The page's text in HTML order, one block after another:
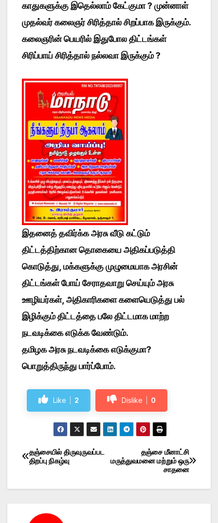
காதுகளுக்கு இதெல்லாம் கேட்குமா ? முன்னாள்
முதல்வர் கலைஞர் சிரித்தால் சிறப்பாக இருக்கும்.
கலைஞரின் பெயரில் இதுபோல திட்டங்கள்
சிரிப்பாய் சிரித்தால் நல்லவா இருக்கும் ?
இதனைத் தவிர்க்க அரசு வீடு கட்டும்
திட்டத்திற்கான தொகையை அதிகப்படுத்தி
கொடுத்து, மக்களுக்கு முழுமையாக அரசின்
திட்டங்கள் போய் சேராதவாறு செய்யும் அரசு
ஊழியர்கள், அதிகாரிகளை களையெடுத்து பல்
இழிக்கும் திட்டத்தை பலே திட்டமாக மாற்ற
நடவடிக்கை எடுக்க வேண்டும்.
தமிழக அரசு நடவடிக்கை எடுக்குமா?
பொறுத்திருந்து பார்ப்போம்.
Like 2 Dislike 0
Post
தஞ்சை மீனாட்சி
மருத்துவமனை மற்றும் ஒரு
சாதனை
தஞ்சையில் திருவுருவப்பட
திறப்பு நிகழ்வு